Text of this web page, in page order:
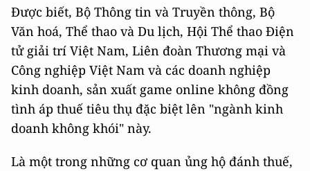
Được biết, Bộ Thông tin và Truyền thông, Bộ
Văn hoá, Thể thao và Du lịch, Hội Thể thao Điện
tử giải trí Việt Nam, Liên đoàn Thương mại và
Công nghiệp Việt Nam và các doanh nghiệp
kinh doanh, sản xuất game online không đồng
tình áp thuế tiêu thụ đặc biệt lên "ngành kinh
doanh không khói" này.
Là một trong những cơ quan ủng hộ đánh thuế,